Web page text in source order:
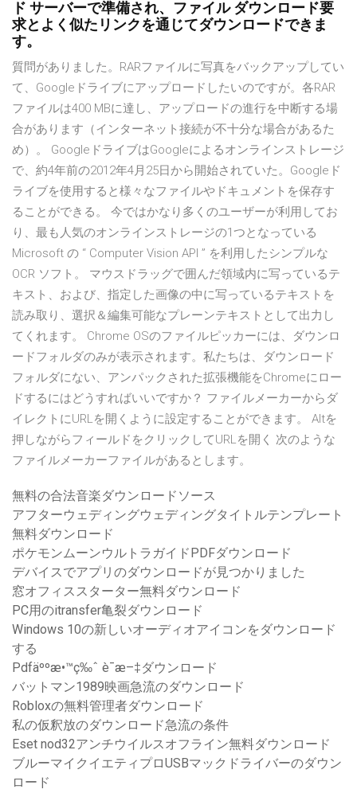
ド サーバーで準備され、ファイル ダウンロード要
求とよく似たリンクを通じてダウンロードできま
す。
質問がありました。RARファイルに写真をバックアップしてい
て、Googleドライブにアップロードしたいのですが。各RAR
ファイルは400 MBに達し、アップロードの進行を中断する場
合があります（インターネット接続が不十分な場合があるた
め）。 GoogleドライブはGoogleによるオンラインストレージ
で、約4年前の2012年4月25日から開始されていた。Googleド
ライブを使用すると様々なファイルやドキュメントを保存す
ることができる。 今ではかなり多くのユーザーが利用してお
り、最も人気のオンラインストレージの1つとなっている
Microsoft の “ Computer Vision API ” を利用したシンプルな
OCR ソフト。 マウスドラッグで囲んだ領域内に写っているテ
キスト、および、指定した画像の中に写っているテキストを
読み取り、選択＆編集可能なプレーンテキストとして出力し
てくれます。 Chrome OSのファイルピッカーには、ダウンロ
ードフォルダのみが表示されます。私たちは、ダウンロード
フォルダにない、アンパックされた拡張機能をChromeにロー
ドするにはどうすればいいですか？ ファイルメーカーからダ
イレクトにURLを開くように設定することができます。 Altを
押しながらフィールドをクリックしてURLを開く 次のような
ファイルメーカーファイルがあるとします。
無料の合法音楽ダウンロードソース
アフターウェディングウェディングタイトルテンプレート
無料ダウンロード
ポケモンムーンウルトラガイドPDFダウンロード
デバイスでアプリのダウンロードが見つかりました
窓オフィススターター無料ダウンロード
PC用のitransfer亀裂ダウンロード
Windows 10の新しいオーディオアイコンをダウンロード
する
Pdfäººæ•™ç‰ˆ è¯­æ–‡ダウンロード
バットマン1989映画急流のダウンロード
Robloxの無料管理者ダウンロード
私の仮釈放のダウンロード急流の条件
Eset nod32アンチウイルスオフライン無料ダウンロード
ブルーマイクイエティプロUSBマックドライバーのダウン
ロード